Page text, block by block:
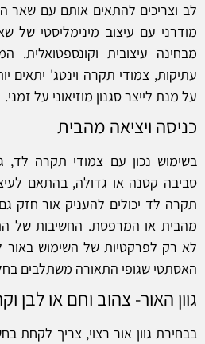
לב וצריכים להתאים אותם עם שאר
מודרני עם עיצוב מינימליסטי של
מבחינה עיצובית
עתיקות, צמודי תקרה וינטג' יתאים
על מנת לייצר סגנון מוזיאוני על זמני.
כניסה ויציאה מהבית
בשימוש נכון עם צמודי תקרה לד,
סביבה קטנה או גדולה, בהתאם
תקרה לד יכולים להעניק אור חזק
מהבית או המרפסת. החשיבות של
לא רק לפרקטיות של השימוש באור
האסתטי שגופי התאורה משתלבים
גוון האור- צהוב וחם או לבן
בבחירת גוון אור רצוי, צריך לקחת